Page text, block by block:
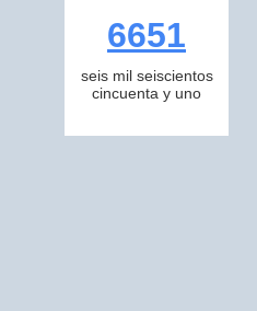
6651
seis mil seiscientos
cincuenta y uno